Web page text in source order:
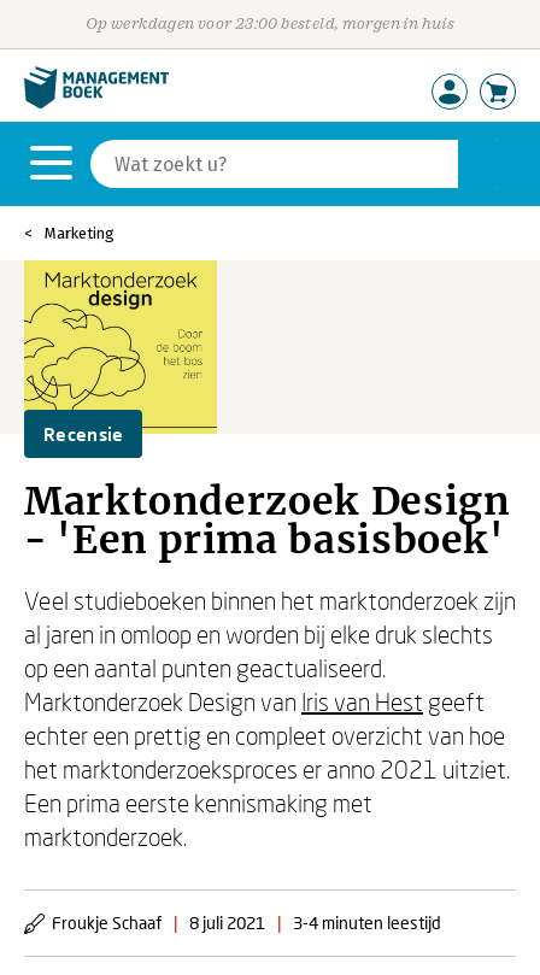
Op werkdagen voor 23:00 besteld, morgen in huis
Marketing
Recensie
Marktonderzoek Design
- 'Een prima basisboek'
Veel studieboeken binnen het marktonderzoek zijn
al jaren in omloop en worden bij elke druk slechts
op een aantal punten geactualiseerd.
Marktonderzoek Design van Iris van Hest geeft
echter een prettig en compleet overzicht van hoe
het marktonderzoeksproces er anno 2021 uitziet.
Een prima eerste kennismaking met
marktonderzoek.
Froukje Schaaf | 8 juli 2021 | 3-4 minuten leestijd